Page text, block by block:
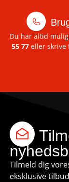
Du har altid
55 77 eller skrive
Tilmeld dig
eksklusive